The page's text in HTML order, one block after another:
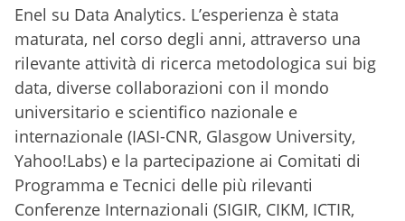
Enel su Data Analytics. L’esperienza è stata
maturata, nel corso degli anni, attraverso una
rilevante attività di ricerca metodologica sui big
data, diverse collaborazioni con il mondo
universitario e scientifico nazionale e
internazionale (IASI-CNR, Glasgow University,
Yahoo!Labs) e la partecipazione ai Comitati di
Programma e Tecnici delle più rilevanti
Conferenze Internazionali (SIGIR, CIKM, ICTIR,